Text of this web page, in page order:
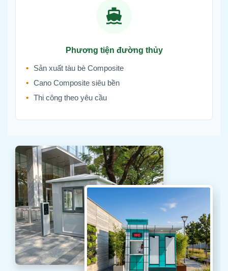
Phương tiện đường thủy
Sản xuất tàu bè Composite
Cano Composite siêu bền
Thi công theo yêu cầu